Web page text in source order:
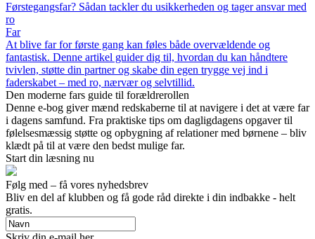
Førstegangsfar? Sådan tackler du usikkerheden og tager ansvar med
ro
Far
At blive far for første gang kan føles både overvældende og
fantastisk. Denne artikel guider dig til, hvordan du kan håndtere
tvivlen, støtte din partner og skabe din egen trygge vej ind i
faderskabet – med ro, nærvær og selvtillid.
Den moderne fars guide til forældrerollen
Denne e-bog giver mænd redskaberne til at navigere i det at være far
i dagens samfund. Fra praktiske tips om dagligdagens opgaver til
følelsesmæssig støtte og opbygning af relationer med børnene – bliv
klædt på til at være den bedst mulige far.
Start din læsning nu
Følg med – få vores nyhedsbrev
Bliv en del af klubben og få gode råd direkte i din indbakke - helt
gratis.